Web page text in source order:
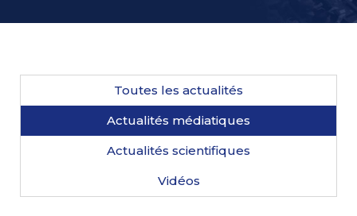
Toutes les actualités
Actualités médiatiques
Actualités scientifiques
Vidéos